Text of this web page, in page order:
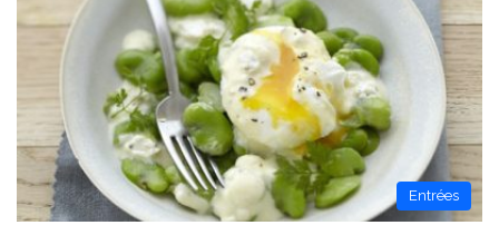
Entrées